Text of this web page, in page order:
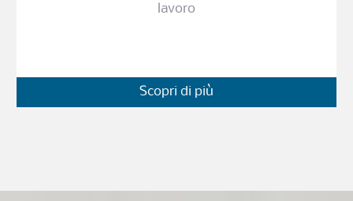
lavoro
Scopri di più